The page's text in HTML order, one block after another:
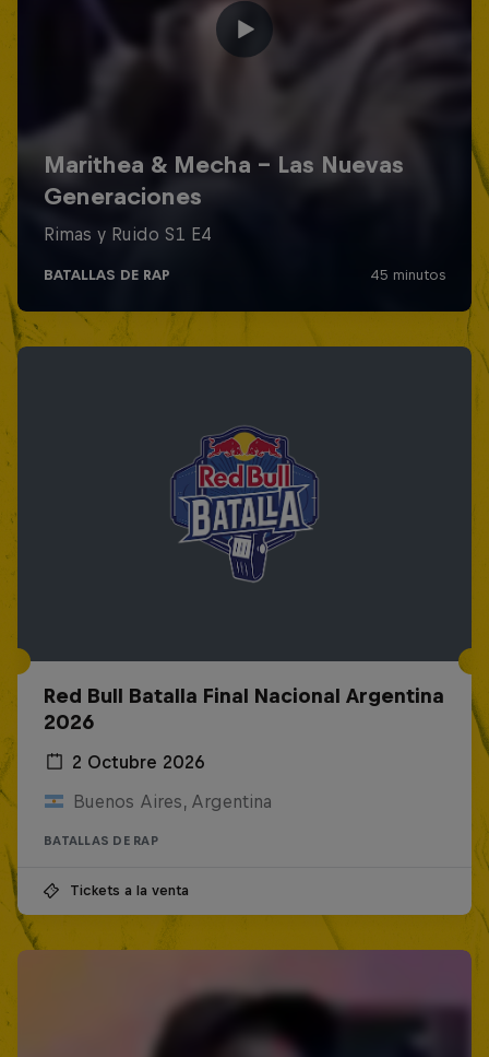
Red Bull Batalla Final Nacional Argentina
2026
2 Octubre 2026
Buenos Aires, Argentina
BATALLAS DE RAP
Tickets a la venta